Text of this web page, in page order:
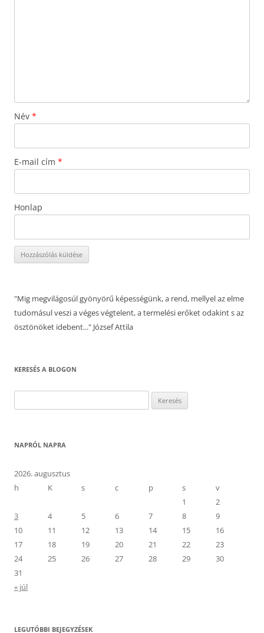
Név *
E-mail cím *
Honlap
"Mig megvilágosúl gyönyörű képességünk, a rend, mellyel az elme
tudomásul veszi a véges végtelent, a termelési erőket odakint s az
ösztönöket idebent..." József Attila
KERESÉS A BLOGON
NAPRÓL NAPRA
2026. augusztus
h
K s c p s
v
1
2
3
4 5 6 7 8
9
10
11 12 13 14 15
16
17
18 19 20 21 22
23
24
25 26 27 28 29
30
31
« júl
LEGUTÓBBI BEJEGYZÉSEK